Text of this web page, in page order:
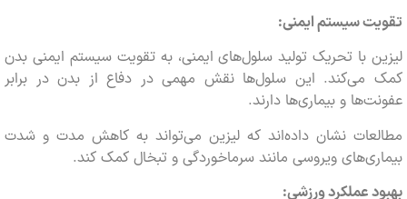
سیستم ایمنی:
با تحریک تولید سلول‌های ایمنی، به تقویت سیستم ایمنی بدن
این سلول‌ها نقش مهمی در دفاع از بدن در برابر
و بیماری‌ها دارند.
نشان داده‌اند که لیزین می‌تواند به کاهش مدت و شدت
ویروسی مانند سرماخوردگی و تبخال کمک کند.
عملکرد ورزشی: